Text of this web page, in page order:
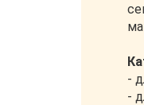
-
-